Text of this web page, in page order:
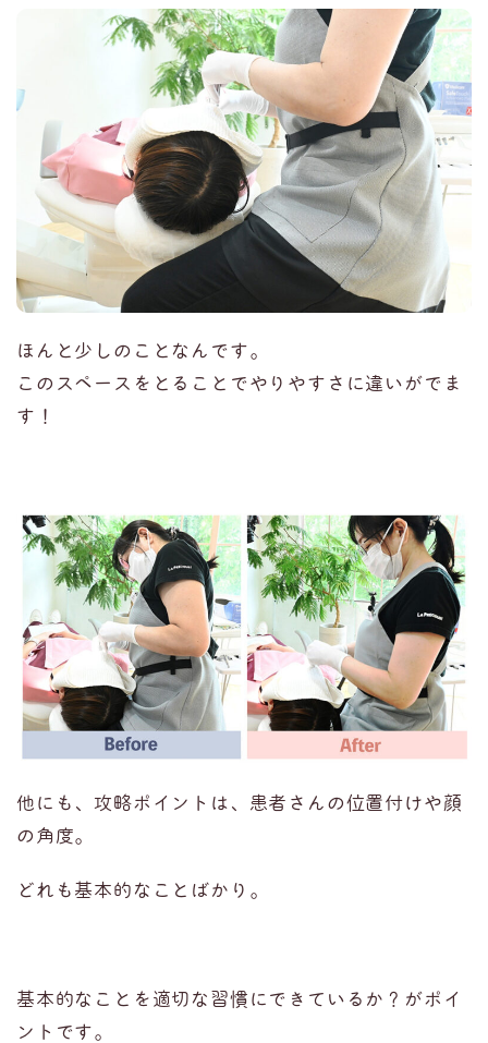
ほんと少しのことなんです。
このスペースをとることでやりやすさに違いがでま
す！
他にも、攻略ポイントは、患者さんの位置付けや顔
の角度。
どれも基本的なことばかり。
基本的なことを適切な習慣にできているか？がポイ
ントです。